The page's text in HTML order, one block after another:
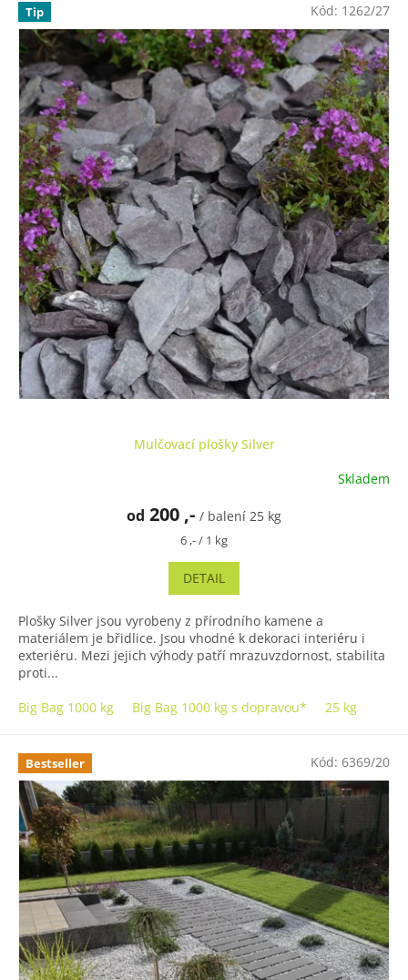
Tip
Mulčovací plošky Silver
Skladem
od 200 ,- / balení 25 kg
Měrná
6 ,- / 1 kg
DETAIL
Plošky Silver jsou vyrobeny z přírodního kamene a
materiálem je břidlice. Jsou vhodné k dekoraci interiéru i
exteriéru. Mezi jejich výhody patří mrazuvzdornost, stabilita
proti...
Big Bag 1000 kg
Big Bag 1000 kg s dopravou* 25 kg
Kód: 1262/27
Bestseller Kód: 6369/20